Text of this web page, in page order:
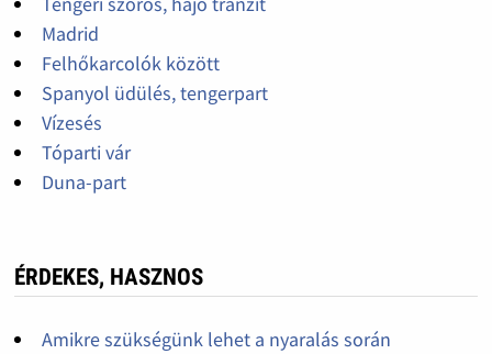
Madrid
Felhőkarcolók között
Spanyol üdülés, tengerpart
Vízesés
Tóparti vár
Duna-part
ÉRDEKES, HASZNOS
Amikre szükségünk lehet a nyaralás során